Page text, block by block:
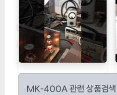
MK-400A 관련 상품검색